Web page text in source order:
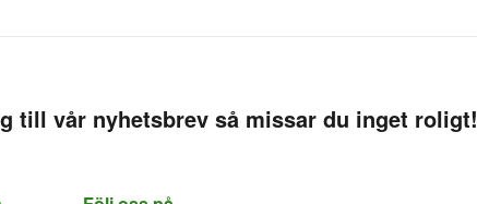
till vår nyhetsbrev så missar du inget roligt!